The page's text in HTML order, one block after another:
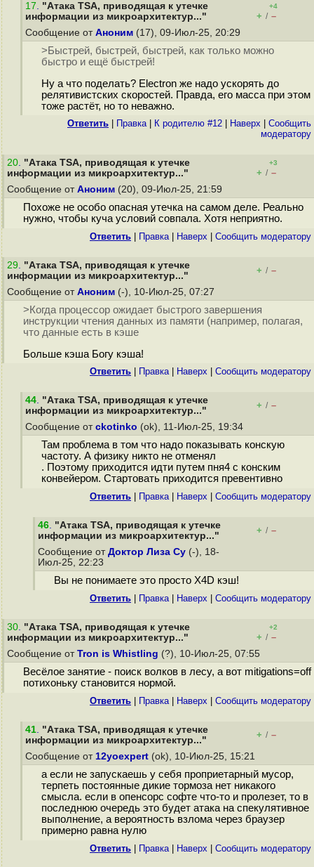
17. "Атака TSA, приводящая к утечке
информации из микроархитектур..."
+4
+ / –
Сообщение от Аноним (17), 09-Июл-25, 20:29
>Быстрей, быстрей, быстрей, как только можно
быстро и ещё быстрей!
Ну а что поделать? Electron же надо ускорять до
релятивистских скоростей. Правда, его масса при этом
тоже растёт, но то неважно.
Ответить Правка| К родителю #12 Наверх
Cообщить
модератору
20. "Атака TSA, приводящая к утечке
информации из микроархитектур..."
+3
+ / –
Сообщение от Аноним (20), 09-Июл-25, 21:59
Похоже не особо опасная утечка на самом деле. Реально
нужно, чтобы куча условий совпала. Хотя неприятно.
Ответить Правка| Наверх Cообщить модератору
29. "Атака TSA, приводящая к утечке
информации из микроархитектур..."
+ / –
Сообщение от Аноним (-), 10-Июл-25, 07:27
>Когда процессор ожидает быстрого завершения
инструкции чтения данных из памяти (например, полагая,
что данные есть в кэше
Больше кэша Богу кэша!
Ответить Правка| Наверх Cообщить модератору
44. "Атака TSA, приводящая к утечке
информации из микроархитектур..."
+ / –
Сообщение от ckotinko (ok), 11-Июл-25, 19:34
Там проблема в том что надо показывать конскую
частоту. А физику никто не отменял
. Поэтому приходится идти путем пня4 с конским
конвейером. Стартовать приходится превентивно
Ответить Правка| Наверх Cообщить модератору
46. "Атака TSA, приводящая к утечке
информации из микроархитектур..."
+ / –
Сообщение от Доктор Лиза Су (-), 18-
Июл-25, 22:23
Вы не понимаете это просто X4D кэш!
Ответить Правка| Наверх Cообщить модератору
30. "Атака TSA, приводящая к утечке
информации из микроархитектур..."
+2
+ / –
Сообщение от Tron is Whistling (?), 10-Июл-25, 07:55
Весёлое занятие - поиск волков в лесу, а вот mitigations=off
потихоньку становится нормой.
Ответить Правка| Наверх Cообщить модератору
41. "Атака TSA, приводящая к утечке
информации из микроархитектур..."
+ / –
Сообщение от 12yoexpert (ok), 10-Июл-25, 15:21
а если не запускаешь у себя проприетарный мусор,
терпеть постоянные дикие тормоза нет никакого
смысла. если в опенсорс софте что-то и пролезет, то в
последнюю очередь это будет атака на спекулятивное
выполнение, а вероятность взлома через браузер
примерно равна нулю
Ответить Правка| Наверх Cообщить модератору